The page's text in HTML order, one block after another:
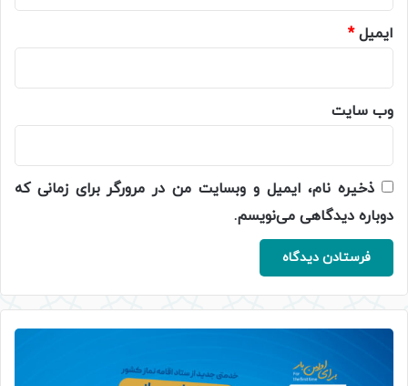
ایمیل*
وب‌ سایت
ذخیره نام، ایمیل و وبسایت من در مرورگر برای زمانی که
دوباره دیدگاهی می‌نویسم.